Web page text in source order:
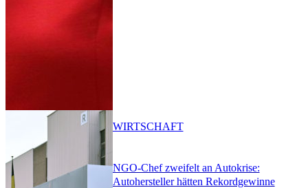
NGO-Chef zweifelt an Autokrise:
Autohersteller hätten Rekordgewinne
WIRTSCHAFT